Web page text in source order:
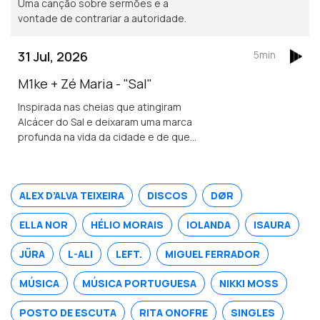
Uma canção sobre sermões e a
vontade de contrariar a autoridade.
31 Jul, 2026
M1ke + Zé Maria - "Sal"
Inspirada nas cheias que atingiram
Alcácer do Sal e deixaram uma marca
profunda na vida da cidade e de quem
5min
ALEX D’ALVA TEIXEIRA DISCOS DØR
ELLA NOR HÉLIO MORAIS IOLANDA ISAURA
JÜRA L-ALI LEFT. MIGUEL FERRADOR
MÚSICA MÚSICA PORTUGUESA NIKKI MOSS
POSTO DE ESCUTA RITA ONOFRE SINGLES